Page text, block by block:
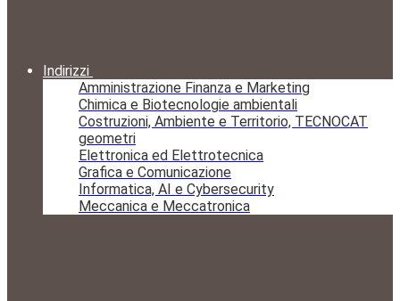
Indirizzi
Amministrazione Finanza e Marketing
Chimica e Biotecnologie ambientali
Costruzioni, Ambiente e Territorio, TECNOCAT
geometri
Elettronica ed Elettrotecnica
Grafica e Comunicazione
Informatica, AI e Cybersecurity
Meccanica e Meccatronica